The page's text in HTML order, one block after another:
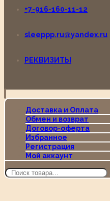
+7-916-160-11-12
sleeppp.ru@yandex.ru
РЕКВИЗИТЫ
Доставка и Оплата
Обмен и возврат
Договор-оферта
Избранное
Регистрация
Мой аккаунт